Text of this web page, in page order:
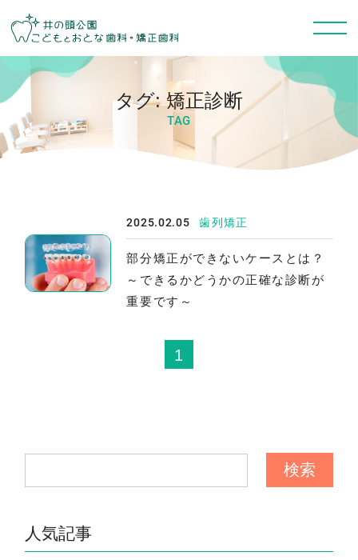
タグ:矯正診断
TAG
2025.02.05 歯列矯正
部分矯正ができないケースとは？
～できるかどうかの正確な診断が
重要です～
1
人気記事